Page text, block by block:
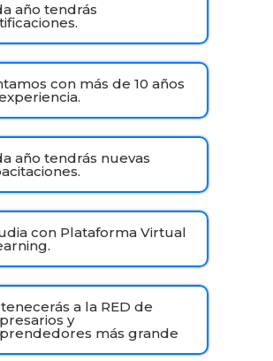
año tendrás
con más de 10 años
año tendrás nuevas
con Plataforma Virtual
a la RED de
y
más grande